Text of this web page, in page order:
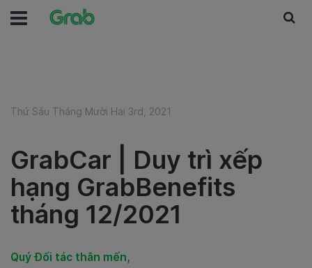
Thứ Sáu Tháng Mười Hai 3rd, 2021
GrabCar | Duy trì xếp
hạng GrabBenefits
tháng 12/2021
Quý Đối tác thân mến,